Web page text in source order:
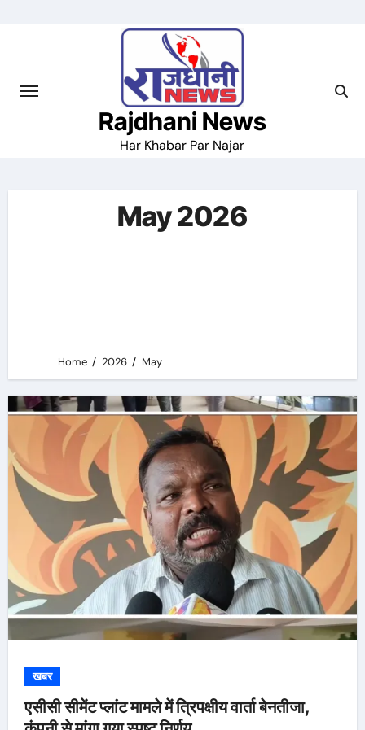
Rajdhani News
Har Khabar Par Najar
May 2026
Home 2026 May
खबर
एसीसी सीमेंट प्लांट मामले में त्रिपक्षीय वार्ता बेनतीजा,